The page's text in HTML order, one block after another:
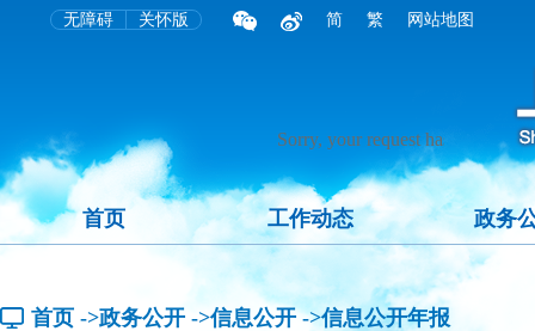
无障碍 关怀版 简 繁 网站地图
首页 工作动态 政务
首页 ->政务公开 ->信息公开 ->信息公开年报